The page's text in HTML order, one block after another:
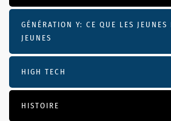
GÉNÉRATION Y: CE QUE LES JEUNES
JEUNES
HIGH TECH
HISTOIRE